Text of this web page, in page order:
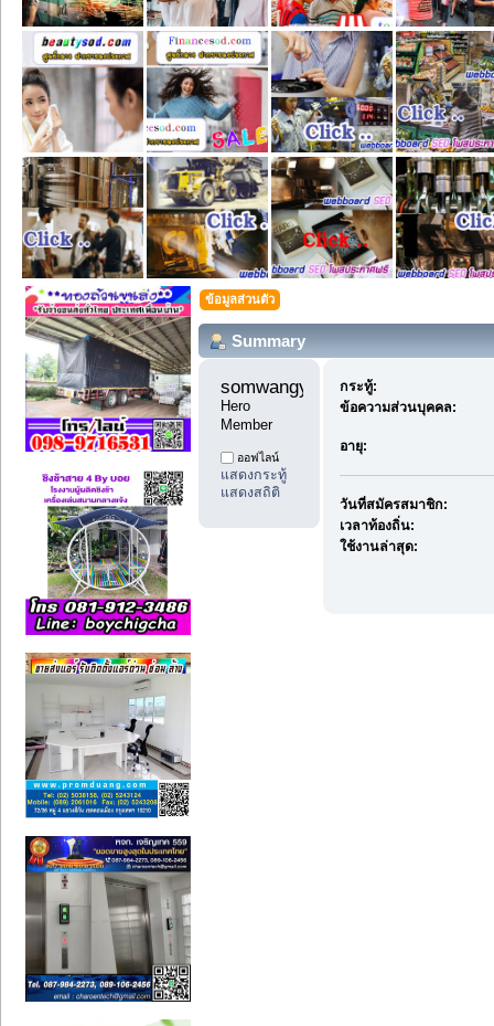
ข้อมูลส่วนตัว
Summary
Hero
Member
ออฟไลน์
แสดงกระทู้
แสดงสถิติ
กระทู้:
ข้อความส่วนบุคคล:
อายุ:
วันที่สมัครสมาชิก:
เวลาท้องถิ่น:
ใช้งานล่าสุด: